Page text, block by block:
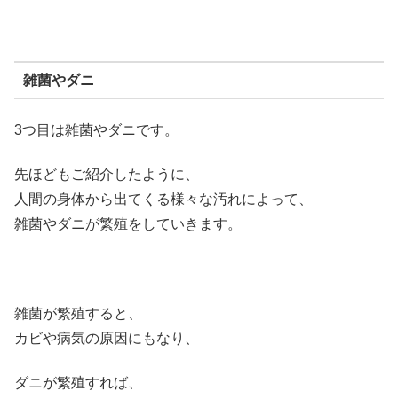
雑菌やダニ
3つ目は雑菌やダニです。
先ほどもご紹介したように、
人間の身体から出てくる様々な汚れによって、
雑菌やダニが繁殖をしていきます。
雑菌が繁殖すると、
カビや病気の原因にもなり、
ダニが繁殖すれば、